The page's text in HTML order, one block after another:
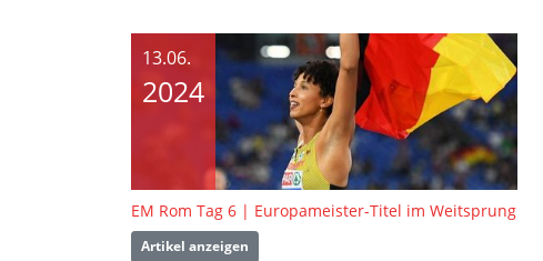
13.06.
2024
EM Rom Tag 6 | Europameister-Titel im Weitsprung
Artikel anzeigen